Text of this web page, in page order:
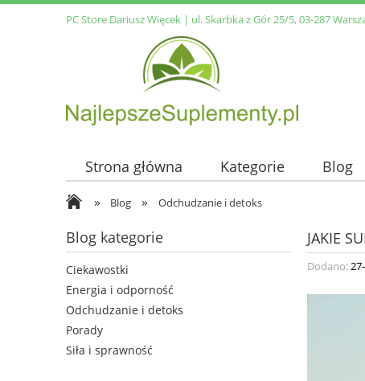
PC Store Dariusz Więcek | ul. Skarbka z Gór 25/5, 03-287
Strona główna Kategorie Blog
» Blog » Odchudzanie i detoks
Blog kategorie
Ciekawostki
Energia i odporność
Odchudzanie i detoks
Porady
Siła i sprawność
JAKIE
Dodano: